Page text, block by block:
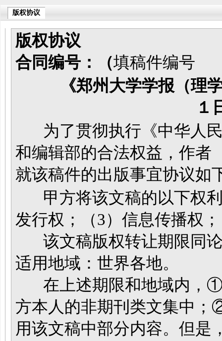
版权协议
版权协议
合同编号：（填稿件编号
《郑州大学学报（理学
１
为了贯彻执行《中华人民
和编辑部的合法权益，作者
就该稿件的出版事宜协议如
甲方将该文稿的以下权利
发行权；（3）信息传播权
该文稿版权转让期限同论
适用地域：世界各地。
在上述期限和地域内，①
方本人的非期刊类文集中
用该文稿中部分内容。但是